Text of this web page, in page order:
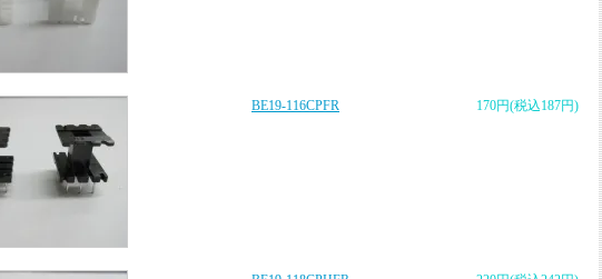
170円(税込187円)
BE19-116CPFR